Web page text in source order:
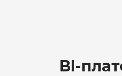
BI-